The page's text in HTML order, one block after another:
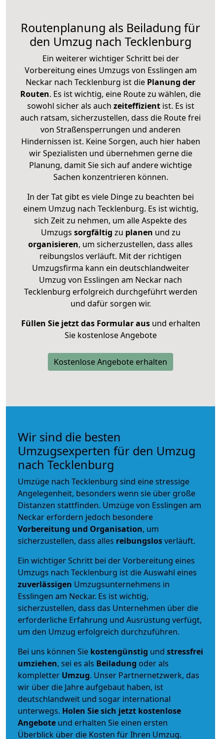
Routenplanung als Beiladung für
den Umzug nach Tecklenburg
Ein weiterer wichtiger Schritt bei der
Vorbereitung eines Umzugs von Esslingen am
Neckar nach Tecklenburg ist die Planung der
Routen. Es ist wichtig, eine Route zu wählen, die
sowohl sicher als auch zeiteffizientist. Es ist
auch ratsam, sicherzustellen, dass die Route frei
von Straßensperrungen und anderen
Hindernissen ist. Keine Sorgen, auch hier haben
wir Spezialisten und übernehmen gerne die
Planung, damit Sie sich auf andere wichtige
Sachen konzentrieren können.
In der Tat gibt es viele Dinge zu beachten bei
einem Umzug nach Tecklenburg. Es ist wichtig,
sich Zeit zu nehmen, um alle Aspekte des
Umzugs sorgfältig zu planen und zu
organisieren, um sicherzustellen, dass alles
reibungslos verläuft. Mit der richtigen
Umzugsfirma kann ein deutschlandweiter
Umzug von Esslingen am Neckar nach
Tecklenburg erfolgreich durchgeführt werden
und dafür sorgen wir.
Füllen Sie jetzt das Formular ausund erhalten
Sie kostenlose Angebote
Kostenlose Angebote erhalten
Wir sind die besten
Umzugsexperten für den Umzug
nach Tecklenburg
Umzüge nach Tecklenburg sind eine stressige
Angelegenheit, besonders wenn sie über große
Distanzen stattfinden. Umzüge von Esslingen am
Neckar erfordern jedoch besondere
Vorbereitung und Organisation, um
sicherzustellen, dass alles reibungslosverläuft.
Ein wichtiger Schritt bei der Vorbereitung eines
Umzugs nach Tecklenburg ist die Auswahl eines
zuverlässigen Umzugsunternehmens in
Esslingen am Neckar. Es ist wichtig,
sicherzustellen, dass das Unternehmen über die
erforderliche Erfahrung und Ausrüstung verfügt,
um den Umzug erfolgreich durchzuführen.
Bei uns können Sie kostengünstig und stressfrei
umziehen, sei es als Beiladung oder als
kompletter Umzug. Unser Partnernetzwerk, das
wir über die Jahre aufgebaut haben, ist
deutschlandweit und sogar international
unterwegs. Holen Sie sich jetzt kostenlose
Angebote und erhalten Sie einen ersten
Überblick über die Kosten für Ihren Umzug.